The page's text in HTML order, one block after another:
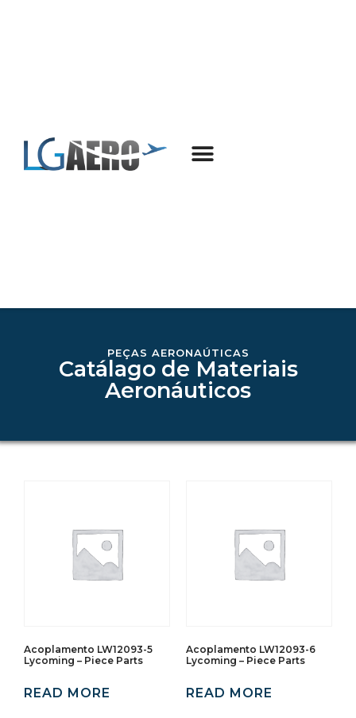
PEÇAS AERONAÚTICAS
Catálago de Materiais
Aeronáuticos
Acoplamento LW12093-5
Lycoming – Piece Parts
READ MORE
Acoplamento LW12093-6
Lycoming – Piece Parts
READ MORE